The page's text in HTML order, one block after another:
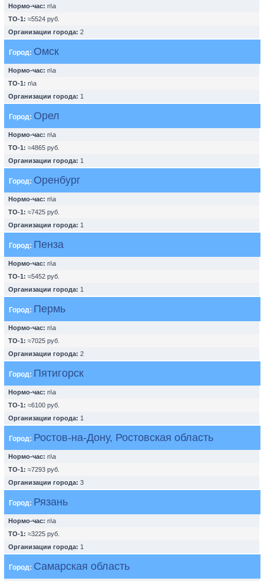
Нормо-час: n\a
ТО-1: ≈5524 руб.
Организации города: 2
Город: Омск
Нормо-час: n\a
ТО-1: n\a
Организации города: 1
Город: Орел
Нормо-час: n\a
ТО-1: ≈4865 руб.
Организации города: 1
Город: Оренбург
Нормо-час: n\a
ТО-1: ≈7425 руб.
Организации города: 1
Город: Пенза
Нормо-час: n\a
ТО-1: ≈5452 руб.
Организации города: 1
Город: Пермь
Нормо-час: n\a
ТО-1: ≈7025 руб.
Организации города: 2
Город: Пятигорск
Нормо-час: n\a
ТО-1: ≈6100 руб.
Организации города: 1
Город: Ростов-на-Дону, Ростовская область
Нормо-час: n\a
ТО-1: ≈7293 руб.
Организации города: 3
Город: Рязань
Нормо-час: n\a
ТО-1: ≈3225 руб.
Организации города: 1
Город: Самарская область